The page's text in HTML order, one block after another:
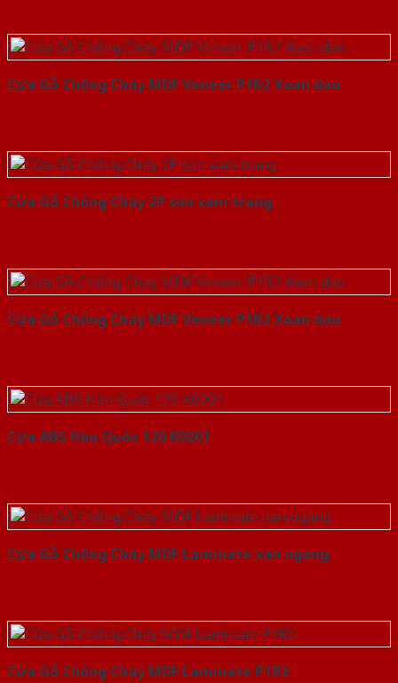
Cửa Gỗ Chống Cháy MDF Veneer P1R2 Xoan dao
Cửa Gỗ Chống Cháy 2P son xam trang
Cửa Gỗ Chống Cháy MDF Veneer P1R2 Xoan dao
Cửa ABS Hàn Quốc 120 K0201
Cửa Gỗ Chống Cháy MDF Laminate van ngang
Cửa Gỗ Chống Cháy MDF Laminate P1R2